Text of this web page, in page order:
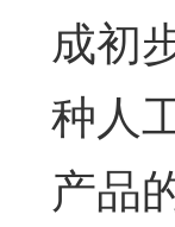
成初
种人
产品